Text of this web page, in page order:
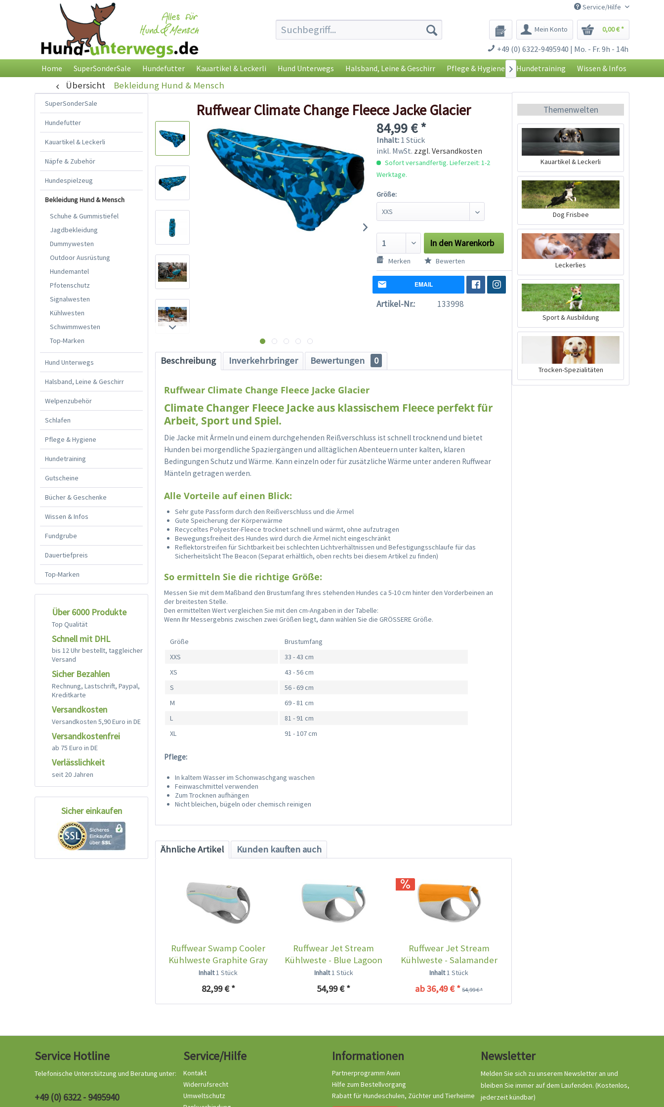
Service/Hilfe
Mein Konto 0,00 € *
+49 (0) 6322-9495940 | Mo. - Fr. 9h - 14h
Home SuperSonderSale Hundefutter Kauartikel & Leckerli Hund Unterwegs Halsband, Leine & Geschirr Pflege & Hygiene Hundetraining Wissen & Infos

Übersicht Bekleidung Hund & Mensch
SuperSonderSale
Hundefutter
Kauartikel & Leckerli
Näpfe & Zubehör
Hundespielzeug
Bekleidung Hund & Mensch
Schuhe & Gummistiefel
Jagdbekleidung
Dummywesten
Outdoor Ausrüstung
Hundemantel
Pfotenschutz
Signalwesten
Kühlwesten
Schwimmwesten
Top-Marken
Hund Unterwegs
Halsband, Leine & Geschirr
Welpenzubehör
Schlafen
Pflege & Hygiene
Hundetraining
Gutscheine
Bücher & Geschenke
Wissen & Infos
Fundgrube
Dauertiefpreis
Top-Marken
Über 6000 Produkte
Top Qualität
Schnell mit DHL
bis 12 Uhr bestellt, taggleicher
Versand
Sicher Bezahlen
Rechnung, Lastschrift, Paypal,
Kreditkarte
Versandkosten
Versandkosten 5,90 Euro in DE
Versandkostenfrei
ab 75 Euro in DE
Verlässlichkeit
seit 20 Jahren
Sicher einkaufen
Ruffwear Climate Change Fleece Jacke Glacier
84,99 € *
Inhalt: 1 Stück
inkl. MwSt. zzgl. Versandkosten
Sofort versandfertig. Lieferzeit: 1-2
Werktage.
Größe:
In den Warenkorb
Merken Bewerten
EMAIL
Artikel-Nr.: 133998
Beschreibung Inverkehrbringer Bewertungen 0
Ruffwear Climate Change Fleece Jacke Glacier
Climate Changer Fleece Jacke aus klassischem Fleece perfekt für
Arbeit, Sport und Spiel.
Die Jacke mit Ärmeln und einem durchgehenden Reißverschluss ist schnell trocknend und bietet
Hunden bei morgendliche Spaziergängen und alltäglichen Abenteuern unter kalten, klaren
Bedingungen Schutz und Wärme. Kann einzeln oder für zusätzliche Wärme unter anderen Ruffwear
Mänteln getragen werden.
Alle Vorteile auf einen Blick:
Sehr gute Passform durch den Reißverschluss und die Ärmel
Gute Speicherung der Körperwärme
Recyceltes Polyester-Fleece trocknet schnell und wärmt, ohne aufzutragen
Bewegungsfreiheit des Hundes wird durch die Ärmel nicht eingeschränkt
Reflektorstreifen für Sichtbarkeit bei schlechten Lichtverhältnissen und Befestigungsschlaufe für das
Sicherheitslicht The Beacon (Separat erhältlich, oben rechts bei diesem Artikel zu finden)
So ermitteln Sie die richtige Größe:
Messen Sie mit dem Maßband den Brustumfang Ihres stehenden Hundes ca 5-10 cm hinter den Vorderbeinen an
der breitesten Stelle.
Den ermittelten Wert vergleichen Sie mit den cm-Angaben in der Tabelle:
Wenn Ihr Messergebnis zwischen zwei Größen liegt, dann wählen Sie die GRÖSSERE Größe.
Größe
Brustumfang
XXS
33 - 43 cm
XS
43 - 56 cm
S
56 - 69 cm
M
69 - 81 cm
L
81 - 91 cm
XL
91 - 107 cm
Pflege:
In kaltem Wasser im Schonwaschgang waschen
Feinwaschmittel verwenden
Zum Trocknen aufhängen
Nicht bleichen, bügeln oder chemisch reinigen
Ähnliche Artikel Kunden kauften auch
Ruffwear Swamp Cooler
Kühlweste Graphite Gray
Inhalt1 Stück
82,99 € *
Ruffwear Jet Stream
Kühlweste - Blue Lagoon
Inhalt1 Stück
54,99 € *
Ruffwear Jet Stream
Kühlweste - Salamander
Orange
Inhalt1 Stück
ab 36,49 € * 54,99 € *
Themenwelten
Kauartikel & Leckerli
Dog Frisbee
Leckerlies
Sport & Ausbildung
Trocken-Spezialitäten
Service Hotline
Telefonische Unterstützung und Beratung unter:
+49 (0) 6322 - 9495940
Service/Hilfe
Kontakt
Widerrufsrecht
Umweltschutz
Informationen
Partnerprogramm Awin
Hilfe zum Bestellvorgang
Rabatt für Hundeschulen, Züchter und Tierheime
Newsletter
Melden Sie sich zu unserem Newsletter an und
bleiben Sie immer auf dem Laufenden. (Kostenlos,
jederzeit kündbar)